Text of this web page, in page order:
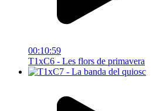
00:10:59
T1xC6 - Les flors de primavera